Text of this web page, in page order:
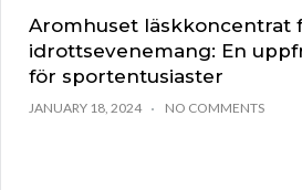
Aromhuset läskkoncentrat
idrottsevenemang: En
för sportentusiaster
JANUARY 18, 2024 NO COMMENTS